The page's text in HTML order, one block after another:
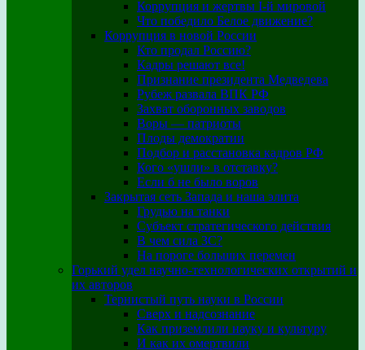
Коррупция и жертвы I-й мировой
Что победило Белое движение?
Коррупция в новой России
Кто продал Россию?
Кадры решают все!
Признание президента Медведева
Рубеж развала ВПК РФ
Захват оборонных заводов
Воры — патриоты
Плоды демократии
Подбор и расстановка кадров РФ
Кого «ушли» в отставку?
Если б не было воров
Закрытая сеть Запада и наша элита
Грудью на танки
Субъект стратегического действия
В чем сила ЗС?
На пороге больших перемен
Горький удел научно-технологических открытий и
их авторов
Тернистый путь науки в России
Сверх и надсознание
Как приземлили науку и культуру
И как их омертвили